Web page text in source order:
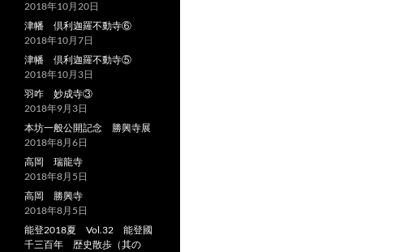
2018年10月20日
津幡 倶利迦羅不動寺⑥
2018年10月7日
津幡 倶利迦羅不動寺⑤
2018年10月3日
羽咋 妙成寺③
2018年9月3日
本坊一般公開記念 勝興寺展
2018年8月6日
高岡 瑞龍寺
2018年8月5日
高岡 勝興寺
2018年8月5日
能登2018夏 Vol.32 能登國
千三百年 歴史散歩（其の